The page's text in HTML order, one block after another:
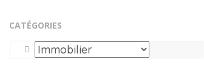
CATÉGORIES